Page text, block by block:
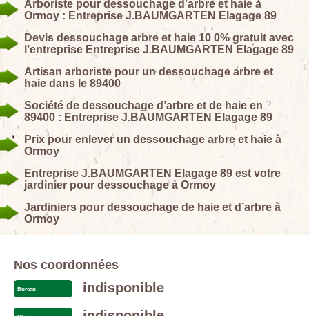
Arboriste pour dessouchage d'arbre et haie à
Ormoy : Entreprise J.BAUMGARTEN Elagage 89
Devis dessouchage arbre et haie 10 0% gratuit avec
l’entreprise Entreprise J.BAUMGARTEN Elagage 89
Artisan arboriste pour un dessouchage arbre et
haie dans le 89400
Société de dessouchage d’arbre et de haie en
89400 : Entreprise J.BAUMGARTEN Elagage 89
Prix pour enlever un dessouchage arbre et haie à
Ormoy
Entreprise J.BAUMGARTEN Elagage 89 est votre
jardinier pour dessouchage à Ormoy
Jardiniers pour dessouchage de haie et d’arbre à
Ormoy
Nos coordonnées
Bureau indisponible